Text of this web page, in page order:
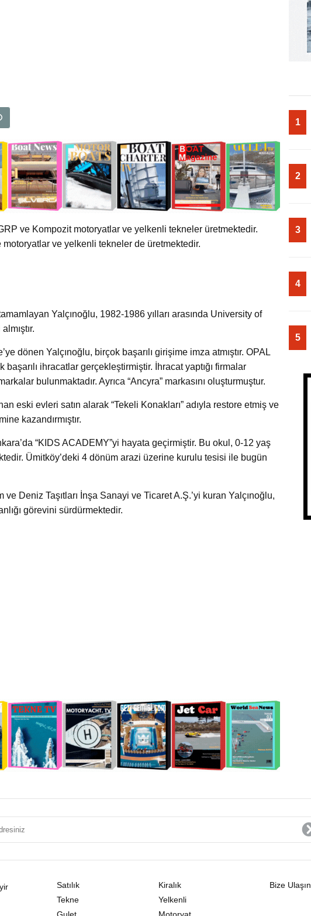
ve Kompozit motoryatlar ve yelkenli tekneler üretmektedir.
motoryatlar ve yelkenli tekneler de üretmektedir.
Yalçınoğlu, 1982-1986 yılları arasında University of
dönen Yalçınoğlu, birçok başarılı girişime imza atmıştır. OPAL
ihracatlar gerçekleştirmiştir. İhracat yaptığı firmalar
bulunmaktadır. Ayrıca “Ancyra” markasını oluşturmuştur.
eski evleri satın alarak “Tekeli Konakları” adıyla restore etmiş ve
kazandırmıştır.
“KIDS ACADEMY”yi hayata geçirmiştir. Bu okul, 0-12 yaş
Ümitköy’deki 4 dönüm arazi üzerine kurulu tesisi ile bugün
Deniz Taşıtları İnşa Sanayi ve Ticaret A.Ş.’yi kuran Yalçınoğlu,
görevini sürdürmektedir.
1
2
3
4
5
Satılık
Kiralık
Tekne
Yelkenli
Bize Ulaşın